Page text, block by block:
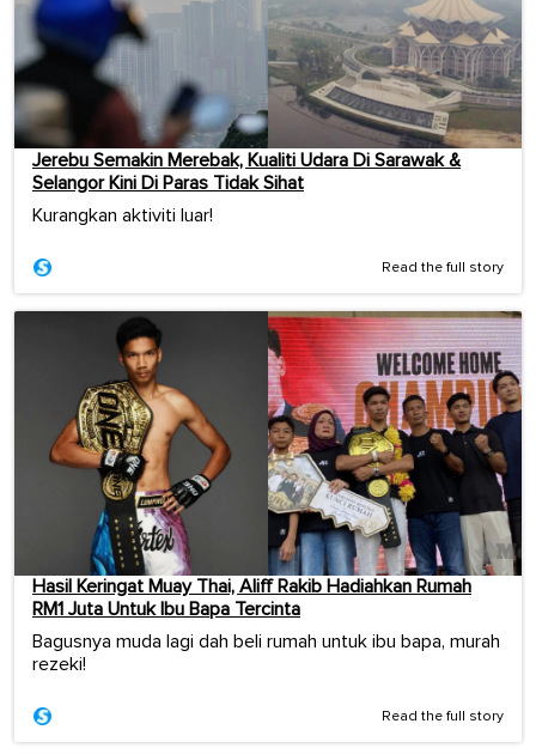
Jerebu Semakin Merebak, Kualiti Udara Di Sarawak &
Selangor Kini Di Paras Tidak Sihat
Kurangkan aktiviti luar!
Read the full story
Hasil Keringat Muay Thai, Aliff Rakib Hadiahkan Rumah
RM1 Juta Untuk Ibu Bapa Tercinta
Bagusnya muda lagi dah beli rumah untuk ibu bapa, murah
rezeki!
Read the full story